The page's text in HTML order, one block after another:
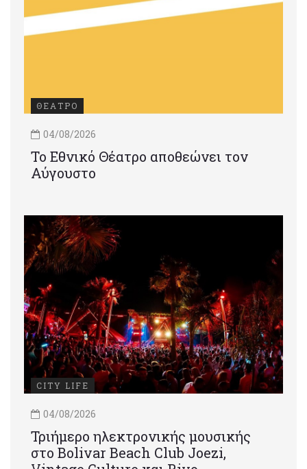
ΘΕΑΤΡΟ
04/08/2026
Το Εθνικό Θέατρο αποθεώνει τον
Αύγουστο
CITY LIFE
04/08/2026
Τριήμερο ηλεκτρονικής μουσικής
στο Bolivar Beach Club Joezi,